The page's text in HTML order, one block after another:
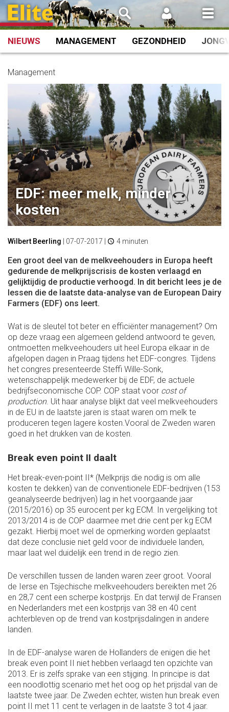
Spring
naar
inhoud
NIEUWS MANAGEMENT GEZONDHEID
Management
EDF: meer melk, minder
kosten
Wilbert Beerling 07-07-2017 4 minuten
Een groot deel van de melkveehouders in Europa heeft
gedurende de melkprijscrisis de kosten verlaagd en
gelijktijdig de productie verhoogd. In dit bericht lees je de
lessen die de laatste data-analyse van de European Dairy
Farmers (EDF) ons leert.
Wat is de sleutel tot beter en efficiënter management? Om
op deze vraag een algemeen geldend antwoord te geven,
ontmoetten melkveehouders uit heel Europa elkaar in de
afgelopen dagen in Praag tijdens het EDF-congres. Tijdens
het congres presenteerde Steffi Wille-Sonk,
wetenschappelijk medewerker bij de EDF, de actuele
bedrijfseconomische COP. COP staat voor cost of
production. Uit haar analyse blijkt dat veel melkveehouders
in de EU in de laatste jaren is staat waren om melk te
produceren tegen lagere kosten.Vooral de Zweden waren
goed in het drukken van de kosten.
Break even point II daalt
Het break-even-point II* (Melkprijs die nodig is om alle
kosten te dekken) van de conventionele EDF-bedrijven (153
geanalyseerde bedrijven) lag in het voorgaande jaar
(2015/2016) op 35 eurocent per kg ECM. In vergelijking tot
2013/2014 is de COP daarmee met drie cent per kg ECM
gezakt. Hierbij moet wel de opmerking worden geplaatst
dat deze conclusie niet geld voor de individuele landen,
maar laat wel duidelijk een trend in de regio zien.
De verschillen tussen de landen waren zeer groot. Vooral
de Ierse en Tsjechische melkveehouders bereikten met 26
en 28,7 cent een scherpe kostprijs. En dat terwijl de Fransen
en Nederlanders met een kostprijs van 38 en 40 cent
achterbleven op de trend van kostprijsdalingen in andere
landen.
In de EDF-analyse waren de Hollanders de enigen die het
break even point II niet hebben verlaagd ten opzichte van
2013. Er is zelfs sprake van een stijging. In principe is dat
een noodlottig scenario met het oog op het prijsdal van de
laatste twee jaar. De Zweden echter, wisten hun break even
point II met 11 cent te verlagen in de laatste 3 tot 4 jaar.